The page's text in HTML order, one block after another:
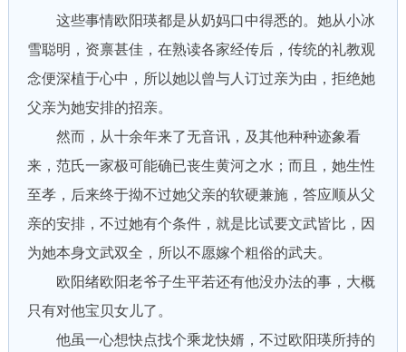
这些事情欧阳瑛都是从奶妈口中得悉的。她从小冰
雪聪明，资禀甚佳，在熟读各家经传后，传统的礼教观
念便深植于心中，所以她以曾与人订过亲为由，拒绝她
父亲为她安排的招亲。
然而，从十余年来了无音讯，及其他种种迹象看
来，范氏一家极可能确已丧生黄河之水；而且，她生性
至孝，后来终于拗不过她父亲的软硬兼施，答应顺从父
亲的安排，不过她有个条件，就是比试要文武皆比，因
为她本身文武双全，所以不愿嫁个粗俗的武夫。
欧阳绪欧阳老爷子生平若还有他没办法的事，大概
只有对他宝贝女儿了。
他虽一心想快点找个乘龙快婿，不过欧阳瑛所持的